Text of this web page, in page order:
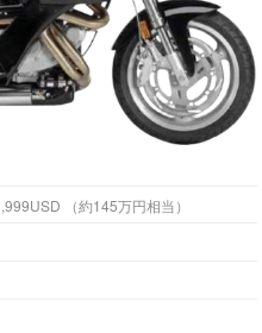
11,999USD （約145万円相当）